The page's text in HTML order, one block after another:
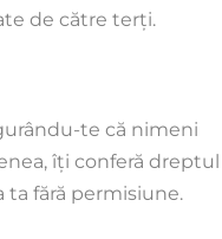
de către terți.
te că nimeni
îți conferă dreptul
ta fără permisiune.